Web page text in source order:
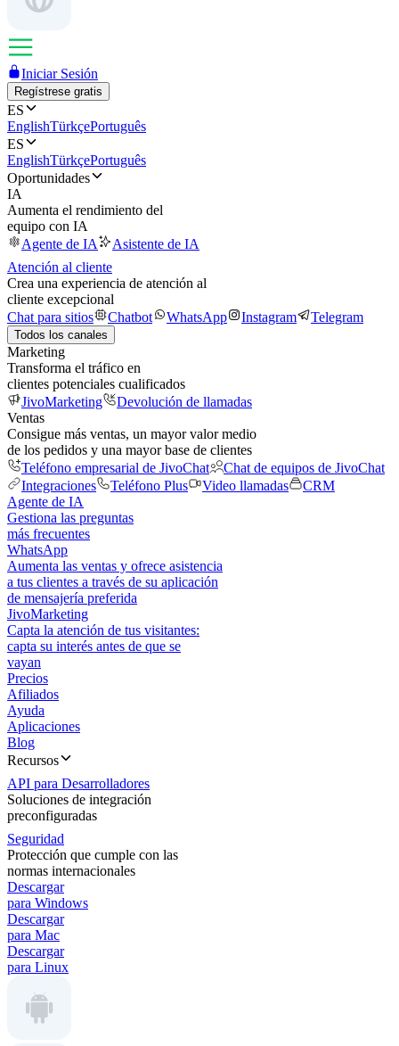
Iniciar Sesión
Regístrese gratis
ES
EnglishTürkçePortuguês
ES
EnglishTürkçePortuguês
Oportunidades
IA
Aumenta el rendimiento del
equipo con IA
Agente de IA
Asistente de IA
Atención al cliente
Crea una experiencia de atención al
cliente excepcional
Chat para sitios
Chatbot WhatsApp Instagram Telegram
Todos los canales
Marketing
Transforma el tráfico en
clientes potenciales cualificados
JivoMarketing
Devolución de llamadas
Ventas
Consigue más ventas, un mayor valor medio
de los pedidos y una mayor base de clientes
Teléfono empresarial de JivoChat
Chat de equipos de JivoChat
Integraciones
Teléfono Plus Video llamadas
CRM
Agente de IA
Gestiona las preguntas
más frecuentes
WhatsApp
Aumenta las ventas y ofrece asistencia
a tus clientes a través de su aplicación
de mensajería preferida
JivoMarketing
Capta la atención de tus visitantes:
capta su interés antes de que se
vayan
Precios
Afiliados
Ayuda
Aplicaciones
Blog
Recursos
API para Desarrolladores
Soluciones de integración
preconfiguradas
Seguridad
Protección que cumple con las
normas internacionales
Descargar
para Windows
Descargar
para Mac
Descargar
para Linux